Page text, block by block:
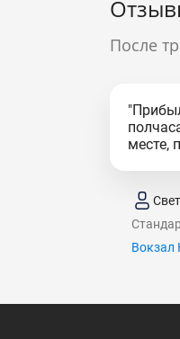
После
месте,
Вокзал